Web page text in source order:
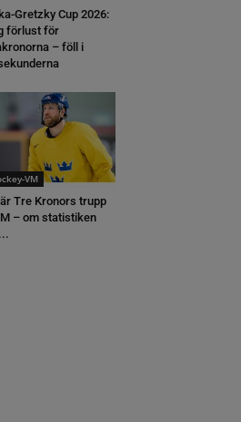
Gretzky Cup 2026:
förlust för
– föll i
VM
Tre Kronors trupp
– om statistiken